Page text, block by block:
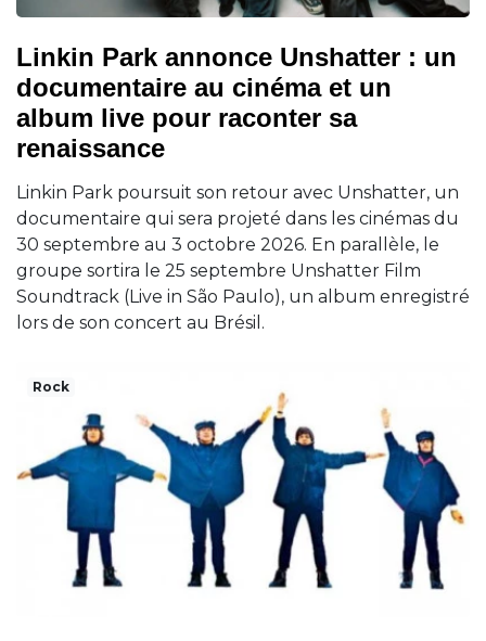
Linkin Park annonce Unshatter : un
documentaire au cinéma et un
album live pour raconter sa
renaissance
Linkin Park poursuit son retour avec Unshatter, un
documentaire qui sera projeté dans les cinémas du
30 septembre au 3 octobre 2026. En parallèle, le
groupe sortira le 25 septembre Unshatter Film
Soundtrack (Live in São Paulo), un album enregistré
lors de son concert au Brésil.
Rock